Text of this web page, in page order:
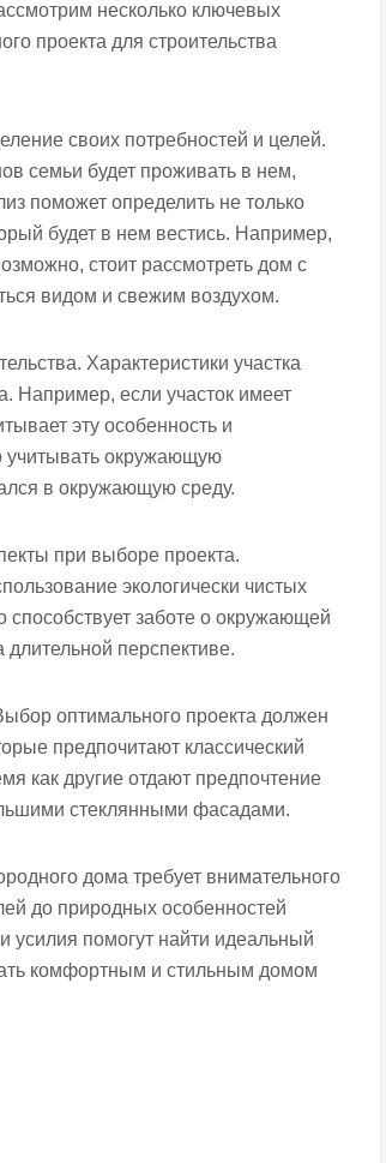
несколько ключевых
проекта для строительства
своих потребностей и целей.
семьи будет проживать в нем,
поможет определить не только
будет в нем вестись. Например,
стоит рассмотреть дом с
видом и свежим воздухом.
Характеристики участка
Например, если участок имеет
эту особенность и
учитывать окружающую
в окружающую среду.
при выборе проекта.
экологически чистых
способствует заботе о окружающей
перспективе.
оптимального проекта должен
предпочитают классический
как другие отдают предпочтение
стеклянными фасадами.
дома требует внимательного
до природных особенностей
усилия помогут найти идеальный
комфортным и стильным домом